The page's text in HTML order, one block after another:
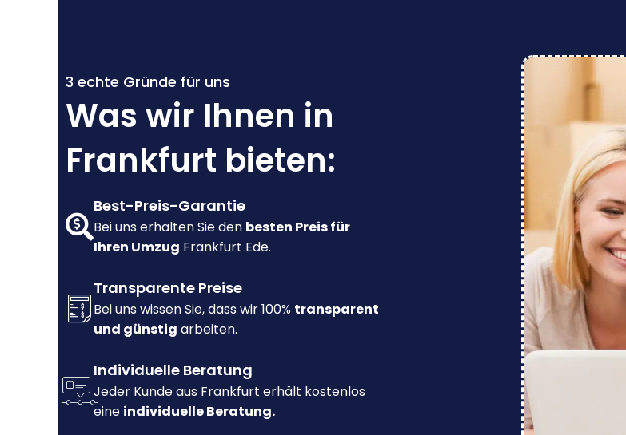
3 echte Gründe für uns
Was wir Ihnen in
Frankfurt bieten:
Best-Preis-Garantie
Bei uns erhalten Sie den besten Preis für
Ihren Umzug Frankfurt Ede.
Transparente Preise
Bei uns wissen Sie, dass wir 100% transparent
und günstig arbeiten.
Individuelle Beratung
Jeder Kunde aus Frankfurt erhält kostenlos
eine individuelle Beratung.